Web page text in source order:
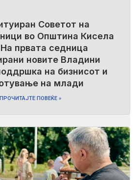
Советот на
во Општина Кисела
првата седница
новите Владини
на бизнисот и
на млади
ПРОЧИТАЈТЕ ПОВЕЌЕ »